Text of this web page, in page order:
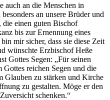
auch an die Menschen in
an unsere Brüder und
einen guten Bischof
bis zur Ernennung eines
mir sicher, dass sie diese Zeit
wünschte Erzbischof Heße
Gottes Segen: „Für seinen
reichen Segen und die
Glauben zu stärken und Kirche
zu gestalten. Möge er den
schenken.“